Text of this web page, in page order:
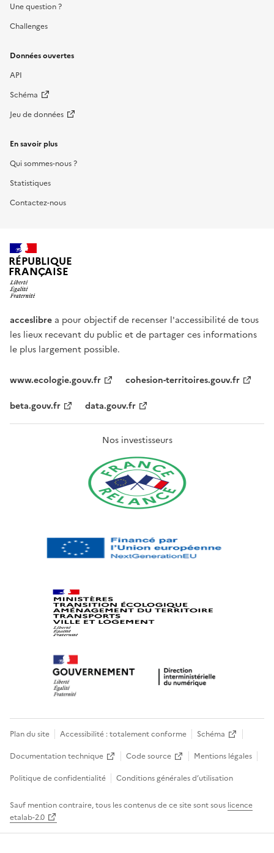
Une question ?
Challenges
Données ouvertes
API
Schéma
Jeu de données
En savoir plus
Qui sommes-nous ?
Statistiques
Contactez-nous
RÉPUBLIQUE
FRANÇAISE
acceslibre a pour objectif de recenser l'accessibilité de tous
les lieux recevant du public et de partager ces informations
le plus largement possible.
www.ecologie.gouv.fr
cohesion-territoires.gouv.fr
beta.gouv.fr
data.gouv.fr
Nos investisseurs
Plan du site Accessibilité : totalement conforme
Schéma
Documentation technique
Code source
Mentions légales
Politique de confidentialité
Conditions générales d’utilisation
Sauf mention contraire, tous les contenus de ce site sont sous licence
etalab-2.0